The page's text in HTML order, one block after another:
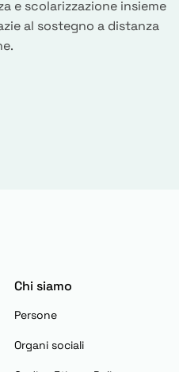
e scolarizzazione insieme
al sostegno a distanza
Chi siamo
Persone
Organi sociali